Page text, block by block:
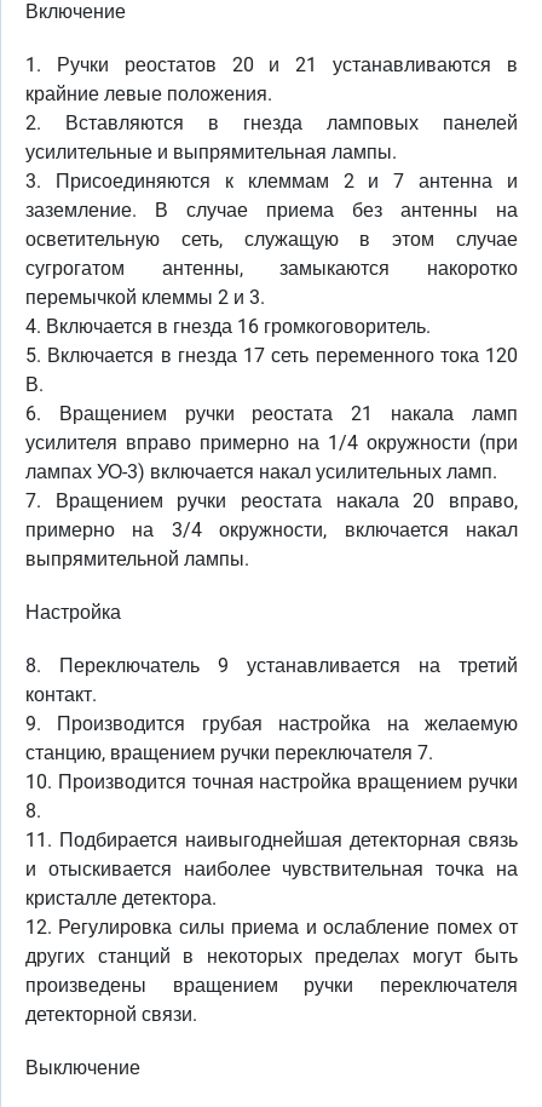
Включение
1. Ручки реостатов 20 и 21 устанавливаются в
крайние левые положения.
2. Вставляются в гнезда ламповых панелей
усилительные и выпрямительная лампы.
3. Присоединяются к клеммам 2 и 7 антенна и
заземление. В случае приема без антенны на
осветительную сеть, служащую в этом случае
сугрогатом антенны, замыкаются накоротко
перемычкой клеммы 2 и 3.
4. Включается в гнезда 16 громкоговоритель.
5. Включается в гнезда 17 сеть переменного тока 120
В.
6. Вращением ручки реостата 21 накала ламп
усилителя вправо примерно на 1/4 окружности (при
лампах УО-3) включается накал усилительных ламп.
7. Вращением ручки реостата накала 20 вправо,
примерно на 3/4 окружности, включается накал
выпрямительной лампы.
Настройка
8. Переключатель 9 устанавливается на третий
контакт.
9. Производится грубая настройка на желаемую
станцию, вращением ручки переключателя 7.
10. Производится точная настройка вращением ручки
8.
11. Подбирается наивыгоднейшая детекторная связь
и отыскивается наиболее чувствительная точка на
кристалле детектора.
12. Регулировка силы приема и ослабление помех от
других станций в некоторых пределах могут быть
произведены вращением ручки переключателя
детекторной связи.
Выключение